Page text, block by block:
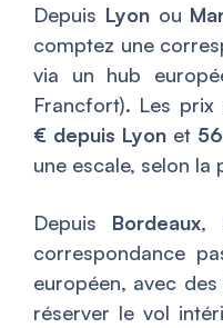
Depuis Lyonou
comptez une
via un hub
Francfort). Les
€ depuis Lyonet
une escale, selon la
Depuis Bordeaux,
correspondance
européen, avec
réserver le vol